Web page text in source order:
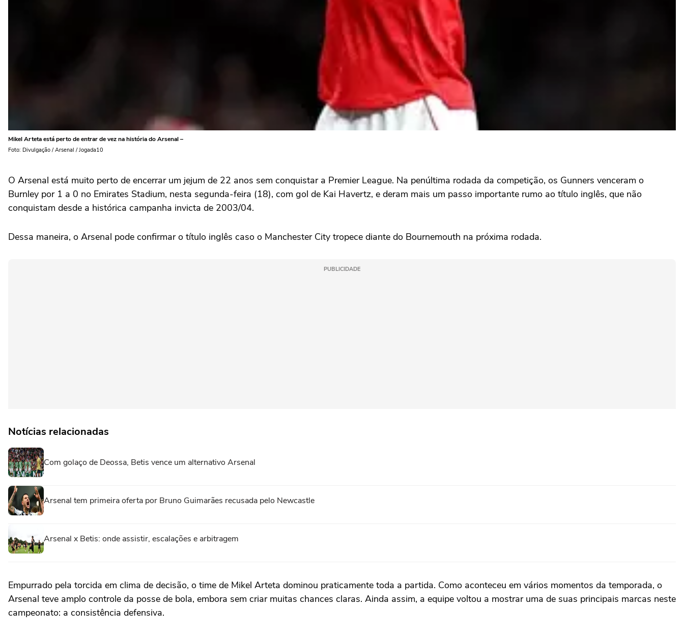
Mikel Arteta está perto de entrar de vez na história do Arsenal –
Foto: Divulgação / Arsenal / Jogada10
O Arsenal está muito perto de encerrar um jejum de 22 anos sem conquistar a Premier League. Na penúltima rodada da competição, os Gunners venceram o
Burnley por 1 a 0 no Emirates Stadium, nesta segunda-feira (18), com gol de Kai Havertz, e deram mais um passo importante rumo ao título inglês, que não
conquistam desde a histórica campanha invicta de 2003/04.
Dessa maneira, o Arsenal pode confirmar o título inglês caso o Manchester City tropece diante do Bournemouth na próxima rodada.
PUBLICIDADE
Notícias relacionadas
Com golaço de Deossa, Betis vence um alternativo Arsenal
Arsenal tem primeira oferta por Bruno Guimarães recusada pelo Newcastle
Arsenal x Betis: onde assistir, escalações e arbitragem
Empurrado pela torcida em clima de decisão, o time de Mikel Arteta dominou praticamente toda a partida. Como aconteceu em vários momentos da temporada, o
Arsenal teve amplo controle da posse de bola, embora sem criar muitas chances claras. Ainda assim, a equipe voltou a mostrar uma de suas principais marcas neste
campeonato: a consistência defensiva.